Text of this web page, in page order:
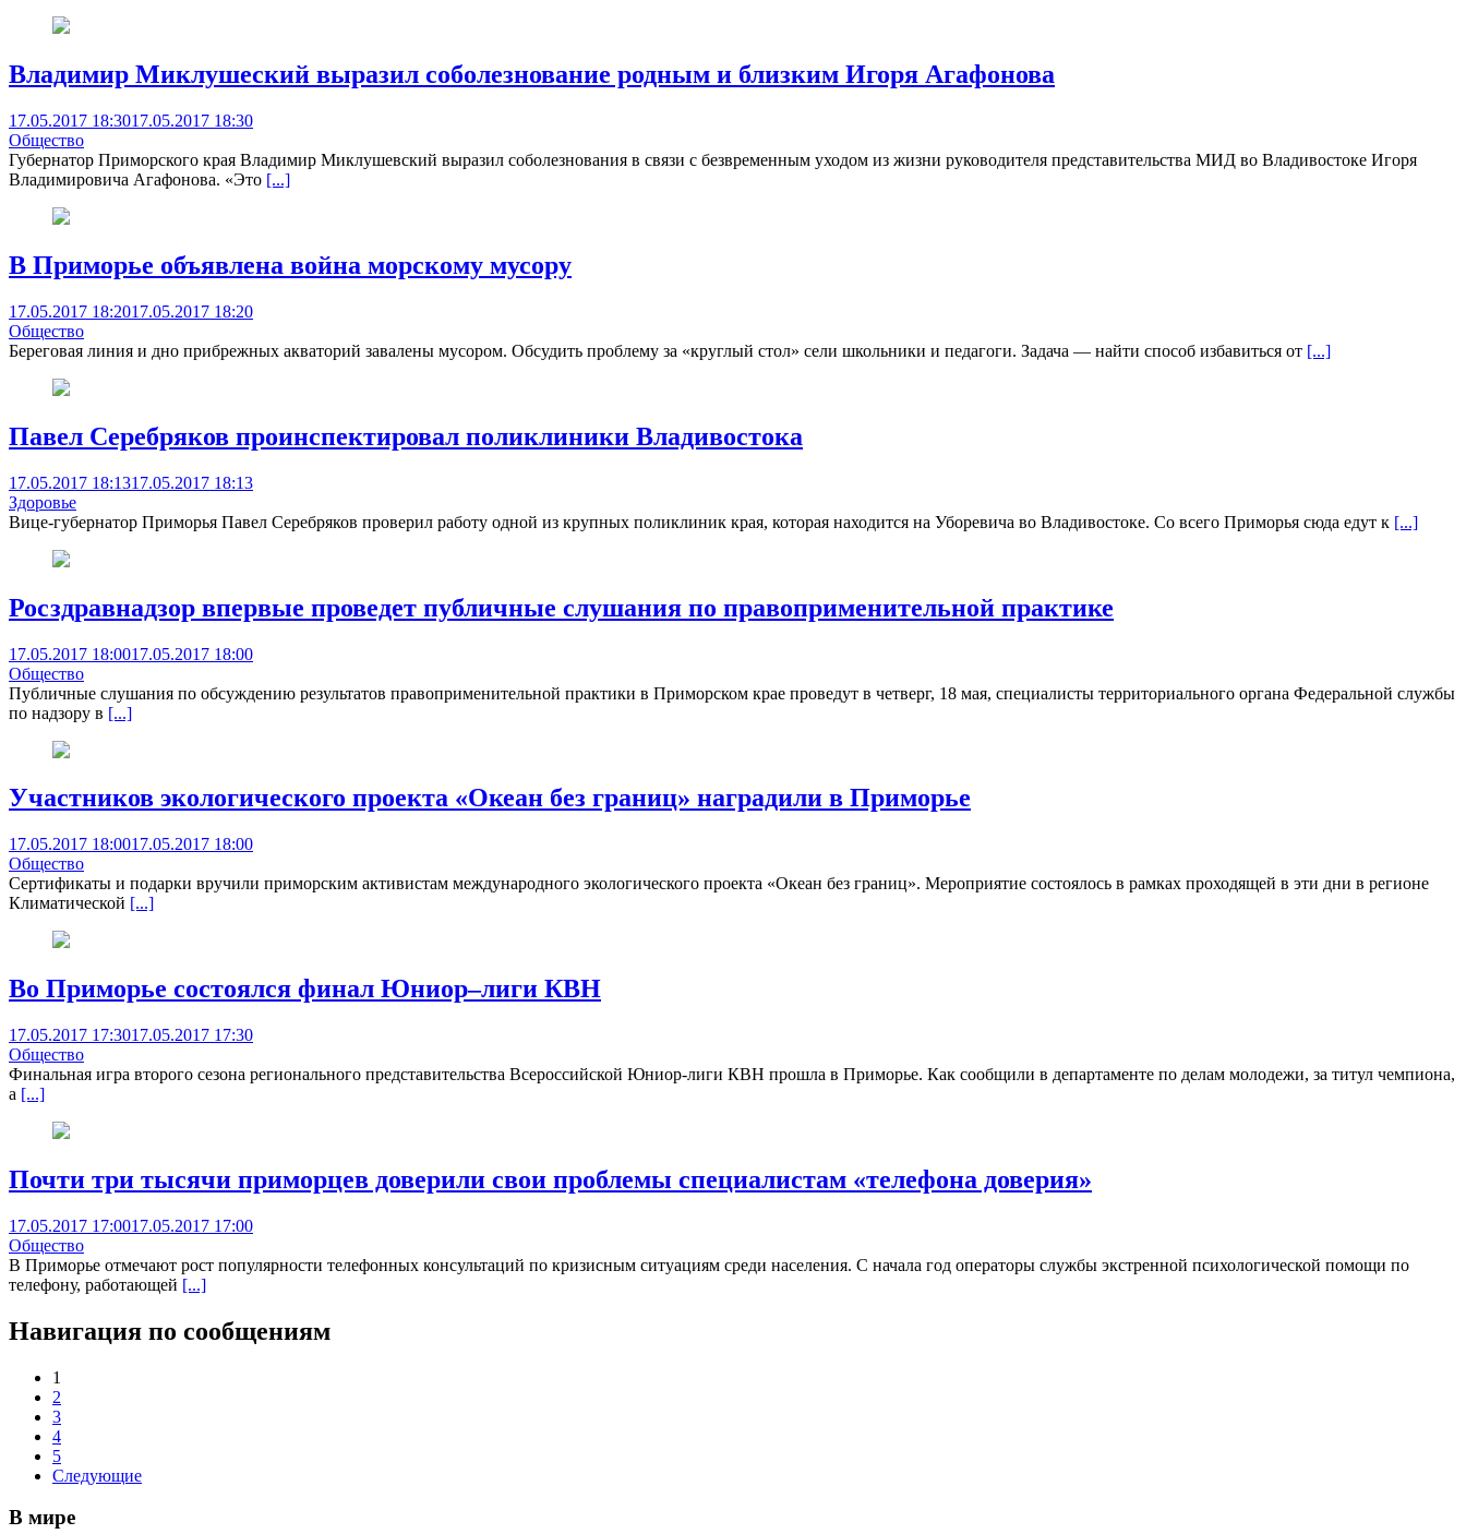
Владимир Миклушеский выразил соболезнование родным и близким Игоря Агафонова
17.05.2017 18:3017.05.2017 18:30
Общество
Губернатор Приморского края Владимир Миклушевский выразил соболезнования в связи с безвременным уходом из жизни руководителя представительства МИД во Владивостоке Игоря
Владимировича Агафонова. «Это [...]
В Приморье объявлена война морскому мусору
17.05.2017 18:2017.05.2017 18:20
Общество
Береговая линия и дно прибрежных акваторий завалены мусором. Обсудить проблему за «круглый стол» сели школьники и педагоги. Задача — найти способ избавиться от [...]
Павел Серебряков проинспектировал поликлиники Владивостока
17.05.2017 18:1317.05.2017 18:13
Здоровье
Вице-губернатор Приморья Павел Серебряков проверил работу одной из крупных поликлиник края, которая находится на Уборевича во Владивостоке. Со всего Приморья сюда едут к [...]
Росздравнадзор впервые проведет публичные слушания по правоприменительной практике
17.05.2017 18:0017.05.2017 18:00
Общество
Публичные слушания по обсуждению результатов правоприменительной практики в Приморском крае проведут в четверг, 18 мая, специалисты территориального органа Федеральной службы
по надзору в [...]
Участников экологического проекта «Океан без границ» наградили в Приморье
17.05.2017 18:0017.05.2017 18:00
Общество
Сертификаты и подарки вручили приморским активистам международного экологического проекта «Океан без границ». Мероприятие состоялось в рамках проходящей в эти дни в регионе
Климатической [...]
Во Приморье состоялся финал Юниор–лиги КВН
17.05.2017 17:3017.05.2017 17:30
Общество
Финальная игра второго сезона регионального представительства Всероссийской Юниор-лиги КВН прошла в Приморье. Как сообщили в департаменте по делам молодежи, за титул чемпиона,
а [...]
Почти три тысячи приморцев доверили свои проблемы специалистам «телефона доверия»
17.05.2017 17:0017.05.2017 17:00
Общество
В Приморье отмечают рост популярности телефонных консультаций по кризисным ситуациям среди населения. С начала год операторы службы экстренной психологической помощи по
телефону, работающей [...]
Навигация по сообщениям
1
2
3
4
5
Следующие
В мире